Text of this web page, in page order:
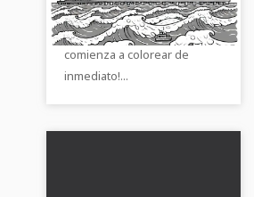
colorear gratis de una planta
de energía de mareas y
comienza a colorear de
inmediato!...